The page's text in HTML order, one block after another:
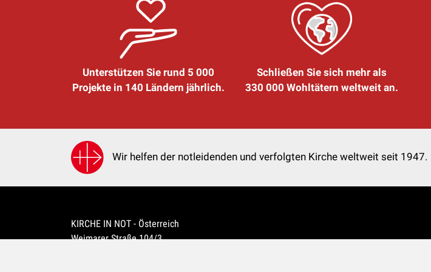
Unterstützen Sie rund 5 000
Projekte in 140 Ländern jährlich.
Schließen Sie sich mehr als
330 000 Wohltätern weltweit an.
Wir helfen der notleidenden und verfolgten Kirche weltweit seit 1947.
KIRCHE IN NOT - Österreich
Weimarer Straße 104/3